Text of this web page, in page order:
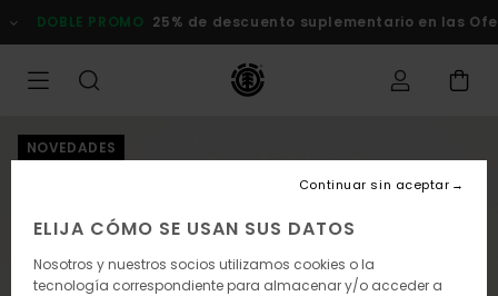
la
PROMO 25% de descuento suplementario en las Ofertas
NOVEDADES
ELIJA CÓMO SE USAN SUS DATOS
Nosotros y nuestros socios utilizamos cookies o la
tecnología correspondiente para almacenar y/o acceder a
Continuar sin aceptar